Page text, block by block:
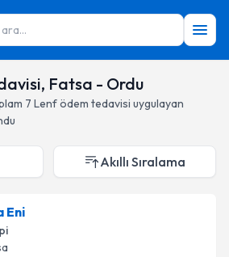
Fatsa - Ordu
7 Lenf ödem tedavisi uygulayan
Akıllı Sıralama
Eni